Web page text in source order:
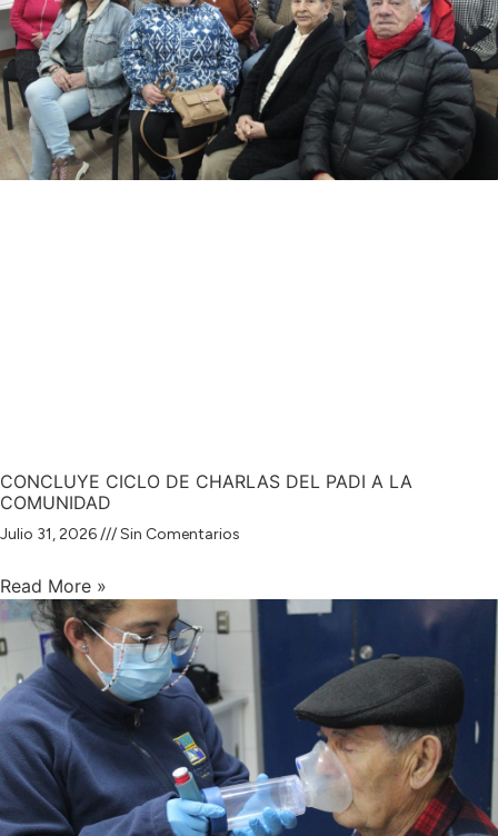
CONCLUYE CICLO DE CHARLAS DEL PADI A LA
COMUNIDAD
Julio 31, 2026 Sin Comentarios
Read More »